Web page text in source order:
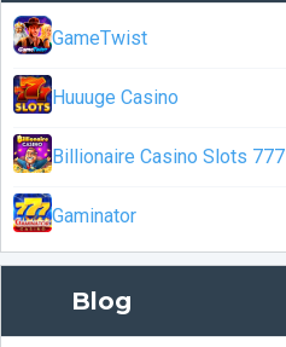
GameTwist
Huuuge Casino
Billionaire Casino Slots 777
Gaminator
Blog